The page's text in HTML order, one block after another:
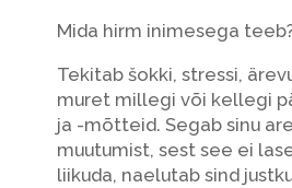
Mida hirm inimesega
Tekitab šokki, stressi,
muret millegi või kellegi
ja -mõtteid. Segab sinu
muutumist, sest see ei
liikuda, naelutab sind